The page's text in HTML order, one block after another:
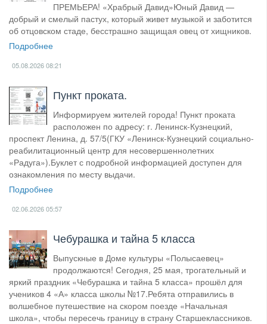
ПРЕМЬЕРА! «Храбрый Давид»Юный Давид —
добрый и смелый пастух, который живет музыкой и заботится
об отцовском стаде, бесстрашно защищая овец от хищников.
Подробнее
05.08.202608:21
Пункт проката.
Информируем жителей города! Пункт проката
расположен по адресу: г. Ленинск-Кузнецкий,
проспект Ленина, д. 57/5(ГКУ «Ленинск-Кузнецкий социально-
реабилитационный центр для несовершеннолетних
«Радуга»).Буклет с подробной информацией доступен для
ознакомления по месту выдачи.
Подробнее
02.06.202605:57
Чебурашка и тайна 5 класса
Выпускные в Доме культуры «Полысаевец»
продолжаются! Сегодня, 25 мая, трогательный и
яркий праздник «Чебурашка и тайна 5 класса» прошёл для
учеников 4 «А» класса школы №17.Ребята отправились в
волшебное путешествие на скором поезде «Начальная
школа», чтобы пересечь границу в страну Старшеклассников.